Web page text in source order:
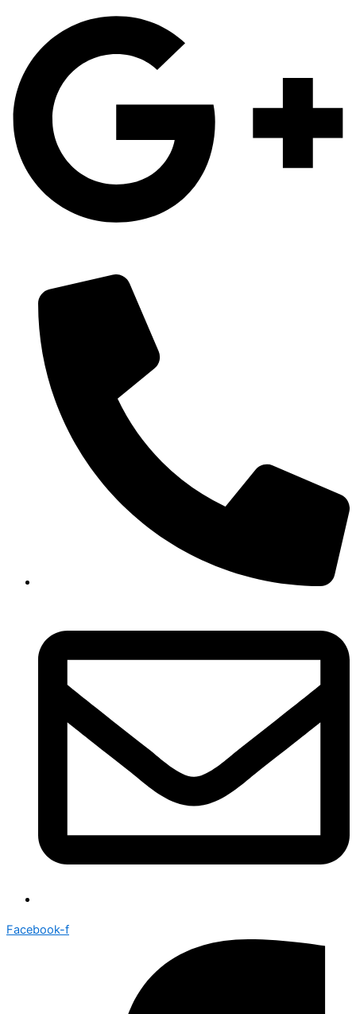
Facebook-f